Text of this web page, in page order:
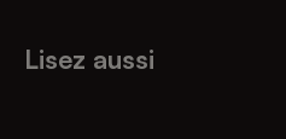
Lisez aussi